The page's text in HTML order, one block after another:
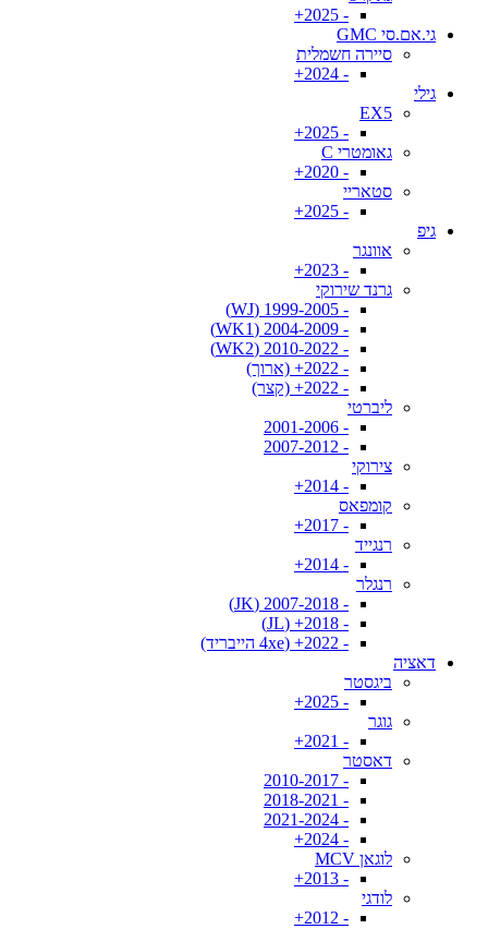
- 2025+
גי.אם.סי GMC
סיירה חשמלית
- 2024+
גילי
EX5
- 2025+
גאומטרי C
- 2020+
סטאריי
- 2025+
גיפ
אוונגר
- 2023+
גרנד שירוקי
- 1999-2005 (WJ)
- 2004-2009 (WK1)
- 2010-2022 (WK2)
- 2022+ (ארוך)
- 2022+ (קצר)
ליברטי
- 2001-2006
- 2007-2012
צירוקי
- 2014+
קומפאס
- 2017+
רנגייד
- 2014+
רנגלר
- 2007-2018 (JK)
- 2018+ (JL)
- 2022+ (4xe הייבריד)
דאציה
ביגסטר
- 2025+
גוגר
- 2021+
דאסטר
- 2010-2017
- 2018-2021
- 2021-2024
- 2024+
לוגאן MCV
- 2013+
לודגי
- 2012+